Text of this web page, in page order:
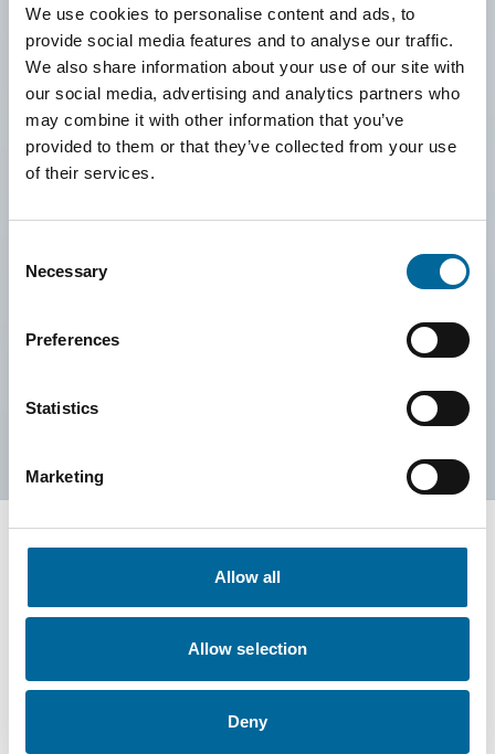
We use cookies to personalise content and ads, to
provide social media features and to analyse our traffic.
We also share information about your use of our site with
our social media, advertising and analytics partners who
may combine it with other information that you’ve
provided to them or that they’ve collected from your use
of their services.
Selection
Necessary
Preferences
Statistics
Marketing
Allow all
Allow selection
Deny
seguridad, la formación periódica y una comunicación clara
son fundamentales en nuestra forma de trabajar. Fomentamos
la participación activa, y nuestros empleados tienen la
capacidad de influir en su entorno laboral, porque creemos
que el compromiso crece en una cultura donde las personas
También tenemos tolerancia cero frente al acoso o
conductas abusivas. A través de un plan de acción claro, una
política de igualdad y diversidad, y acciones continuas de
sensibilización, garantizamos que todas las personas sean
C/Pius XII s/n 08785 Vallbona d´Anoia - Barcelona - España